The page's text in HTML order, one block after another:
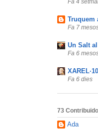
Truquem
Fa 7
Un Salt
Fa 6
XAREL·10
Fa 6 dies
73
Ada